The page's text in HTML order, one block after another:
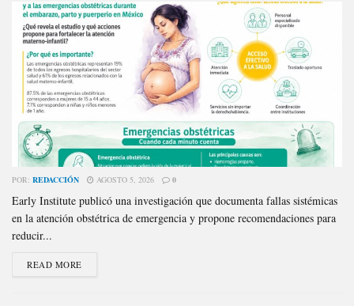
POR: REDACCIÓN AGOSTO 5, 2026 0
Early Institute publicó una investigación que documenta fallas sistémicas
en la atención obstétrica de emergencia y propone recomendaciones para
reducir...
READ MORE